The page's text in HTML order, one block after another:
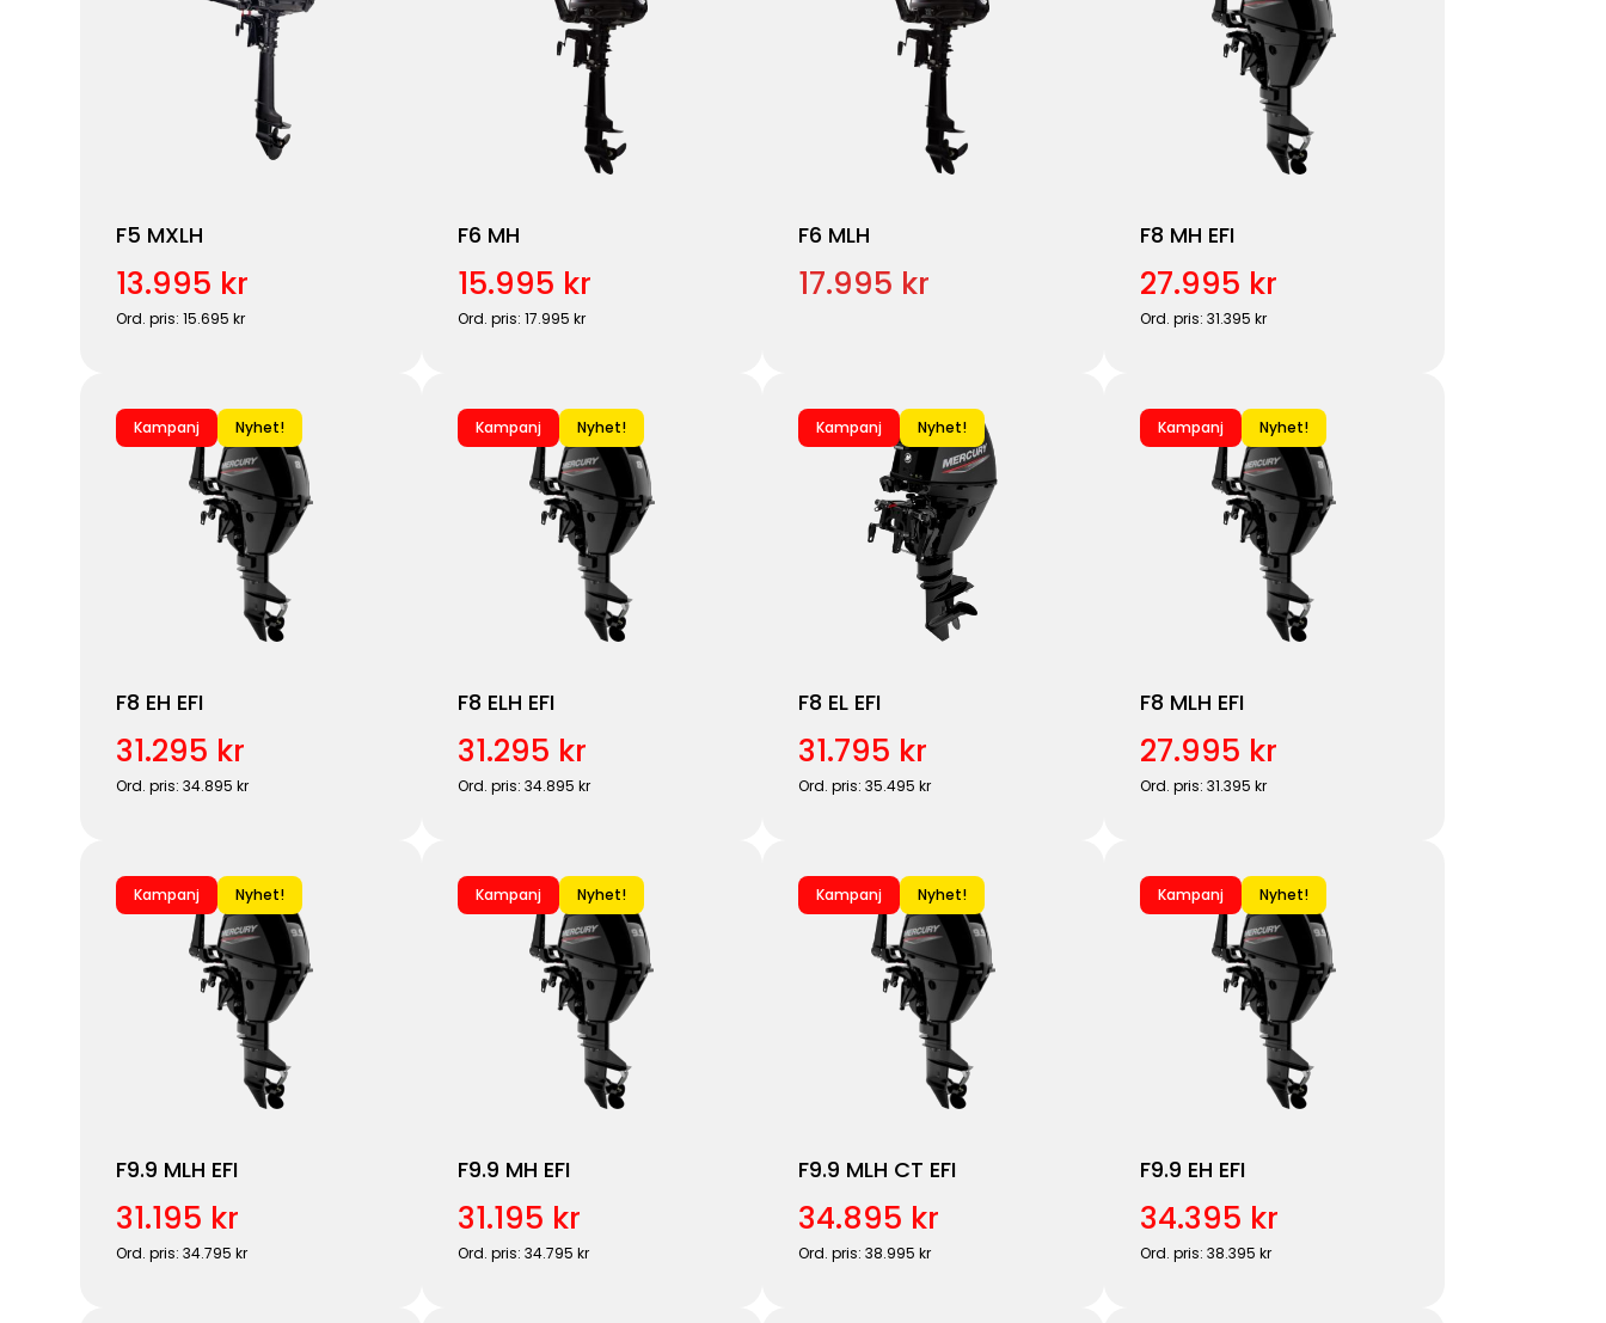
F5 MXLH
13.995 kr
Ord. pris: 15.695 kr
F6 MH
15.995 kr
Ord. pris: 17.995 kr
F6 MLH
17.995 kr
F8 MH EFI
27.995 kr
Ord. pris: 31.395 kr
Kampanj Nyhet!
F8 EH EFI
31.295 kr
Ord. pris: 34.895 kr
Kampanj Nyhet!
F8 ELH EFI
31.295 kr
Ord. pris: 34.895 kr
Kampanj Nyhet!
F8 EL EFI
31.795 kr
Ord. pris: 35.495 kr
Kampanj Nyhet!
F8 MLH EFI
27.995 kr
Ord. pris: 31.395 kr
Kampanj Nyhet!
F9.9 MLH EFI
31.195 kr
Ord. pris: 34.795 kr
Kampanj Nyhet!
F9.9 MH EFI
31.195 kr
Ord. pris: 34.795 kr
Kampanj Nyhet!
F9.9 MLH CT EFI
34.895 kr
Ord. pris: 38.995 kr
Kampanj Nyhet!
F9.9 EH EFI
34.395 kr
Ord. pris: 38.395 kr